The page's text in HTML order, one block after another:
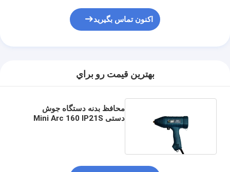
اکنون تماس بگیرید
بهترين قيمت رو براي
محافظ بدنه دستگاه جوش
دستی Mini Arc 160 IP21S